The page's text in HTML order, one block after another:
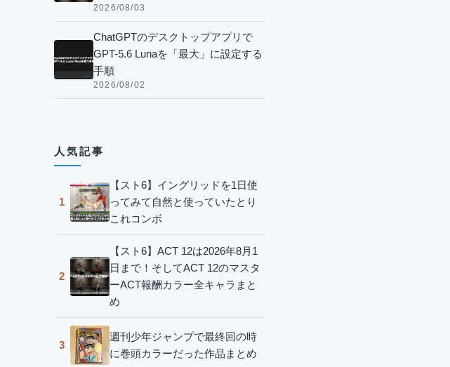
2026/08/03
ChatGPTのデスクトップアプリで
GPT-5.6 Lunaを「最大」に設定する
手順
2026/08/02
人気記事
1
【スト6】イングリッドを1日使
ってみて自然と使っていたとり
これコンボ
2
【スト6】ACT 12は2026年8月1
日まで！そしてACT 12のマスタ
ーACT報酬カラー全キャラまと
め
3
週刊少年ジャンプで最終回の時
に巻頭カラーだった作品まとめ